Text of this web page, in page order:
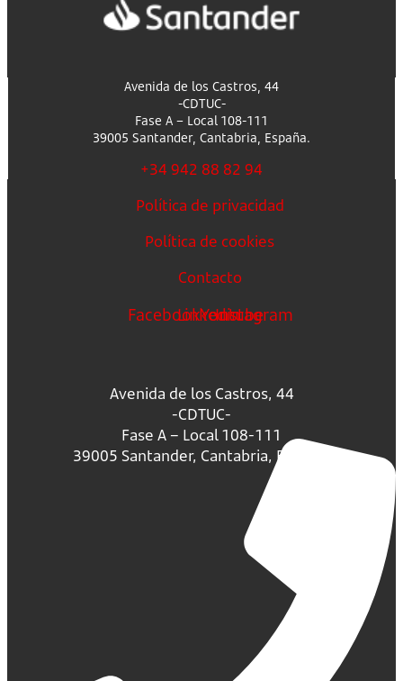
Avenida de los Castros, 44
-CDTUC-
Fase A – Local 108-111
39005 Santander, Cantabria, España.
+34 942 88 82 94
Política de privacidad
Política de cookies
Contacto
FacebookLinkedin
Youtube
Instagram
Avenida de los Castros, 44
-CDTUC-
Fase A – Local 108-111
39005 Santander, Cantabria, España.